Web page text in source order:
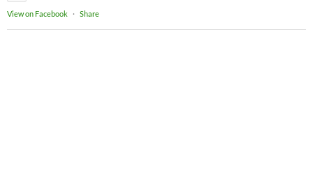
View on Facebook · Share